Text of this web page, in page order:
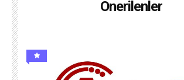
Önerilenler